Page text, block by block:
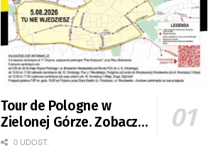
Tour de Pologne w
Zielonej Górze. Zobacz
zmiany w organizacji
0 UDOST.